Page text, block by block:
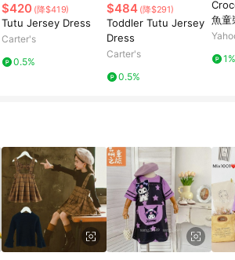
$420 (降$419)
Tutu Jersey Dress
Carter's
0.5%
$484 (降$291)
Toddler Tutu Jersey
Dress
Carter's
0.5%
魚童
裝-
1%